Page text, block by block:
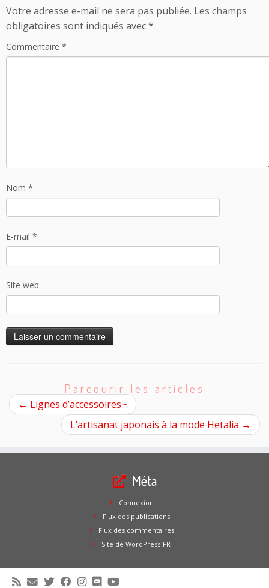
Votre adresse e-mail ne sera pas publiée. Les champs
obligatoires sont indiqués avec*
Commentaire *
Nom *
E-mail *
Site web
Parcourir les articles
← Lignes d’accessoires~
L’artisanat japonais à la mode Hetalia →
Méta
Connexion
Flux des publications
Flux des commentaires
Site de WordPress-FR